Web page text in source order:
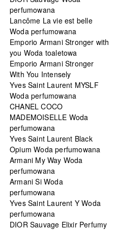
perfumowana
Lancôme La vie est belle
Woda perfumowana
Emporio Armani Stronger with
you Woda toaletowa
Emporio Armani Stronger
With You Intensely
Yves Saint Laurent MYSLF
Woda perfumowana
CHANEL COCO
MADEMOISELLE Woda
perfumowana
Yves Saint Laurent Black
Opium Woda perfumowana
Armani My Way Woda
perfumowana
Armani Si Woda
perfumowana
Yves Saint Laurent Y Woda
perfumowana
DIOR Sauvage Elixir Perfumy